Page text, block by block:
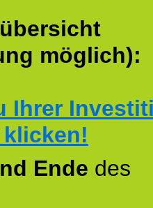
möglich):
Ihrer
Ende des